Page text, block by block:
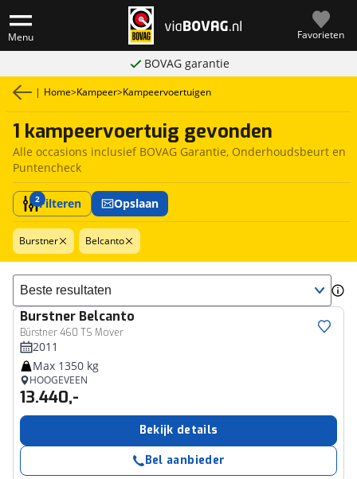
Menu Favorieten
BOVAG garantie
| Home>Kampeer>Kampeervoertuigen
1 kampeervoertuig gevonden
Alle occasions inclusief BOVAG Garantie, Onderhoudsbeurt en
Puntencheck
2Filteren Opslaan
Burstner Belcanto
Sorteer resultaten
Burstner Belcanto
Bürstner 460 TS Mover
2011
Max 1350 kg
HOOGEVEEN
13.440,-
Bekijk details
Bel aanbieder